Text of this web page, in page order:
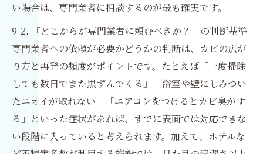
い場合は、専門業者に相談するのが最も確実です。
9-2. 「どこからが専門業者に頼むべきか？」の判断基準
専門業者への依頼が必要かどうかの判断は、カビの広が
り方と再発の頻度がポイントです。たとえば「一度掃除
しても数日でまた黒ずんでくる」「浴室や壁にしみつい
たニオイが取れない」「エアコンをつけるとカビ臭がす
る」といった症状があれば、すでに表面では対応できな
い段階に入っていると考えられます。加えて、ホテルな